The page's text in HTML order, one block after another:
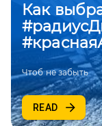
Как
Чтоб не забыть
READ